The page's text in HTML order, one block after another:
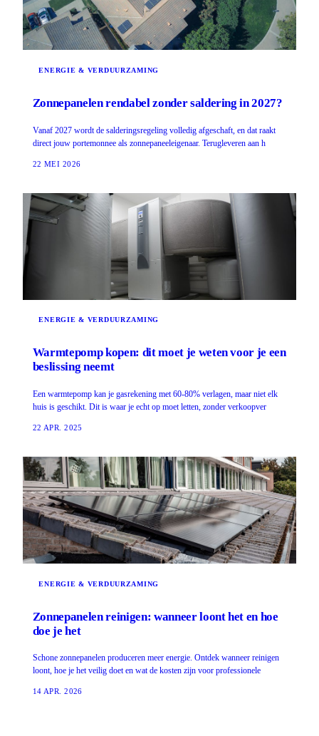
ENERGIE & VERDUURZAMING
Zonnepanelen rendabel zonder saldering in 2027?
Vanaf 2027 wordt de salderingsregeling volledig afgeschaft, en dat raakt
direct jouw portemonnee als zonnepaneeleigenaar. Terugleveren aan h
22 MEI 2026
ENERGIE & VERDUURZAMING
Warmtepomp kopen: dit moet je weten voor je een
beslissing neemt
Een warmtepomp kan je gasrekening met 60-80% verlagen, maar niet elk
huis is geschikt. Dit is waar je echt op moet letten, zonder verkoopver
22 APR. 2025
ENERGIE & VERDUURZAMING
Zonnepanelen reinigen: wanneer loont het en hoe
doe je het
Schone zonnepanelen produceren meer energie. Ontdek wanneer reinigen
loont, hoe je het veilig doet en wat de kosten zijn voor professionele
14 APR. 2026